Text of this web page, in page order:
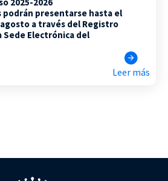
podrán presentarse hasta el
a través del Registro
Sede Electrónica del
Leer más